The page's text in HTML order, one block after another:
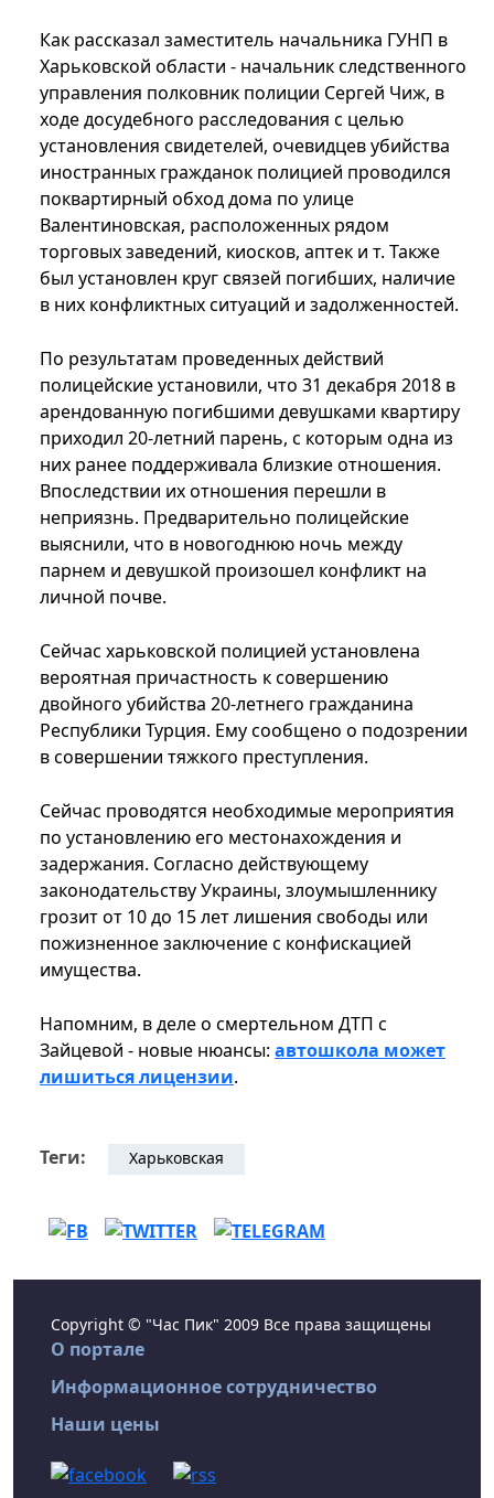
Как рассказал заместитель начальника ГУНП в
Харьковской области - начальник следственного
управления полковник полиции Сергей Чиж, в
ходе досудебного расследования с целью
установления свидетелей, очевидцев убийства
иностранных гражданок полицией проводился
поквартирный обход дома по улице
Валентиновская, расположенных рядом
торговых заведений, киосков, аптек и т. Также
был установлен круг связей погибших, наличие
в них конфликтных ситуаций и задолженностей.
По результатам проведенных действий
полицейские установили, что 31 декабря 2018 в
арендованную погибшими девушками квартиру
приходил 20-летний парень, с которым одна из
них ранее поддерживала близкие отношения.
Впоследствии их отношения перешли в
неприязнь. Предварительно полицейские
выяснили, что в новогоднюю ночь между
парнем и девушкой произошел конфликт на
личной почве.
Сейчас харьковской полицией установлена ​​
вероятная причастность к совершению
двойного убийства 20-летнего гражданина
Республики Турция. Ему сообщено о подозрении
в совершении тяжкого преступления.
Сейчас проводятся необходимые мероприятия
по установлению его местонахождения и
задержания. Согласно действующему
законодательству Украины, злоумышленнику
грозит от 10 до 15 лет лишения свободы или
пожизненное заключение с конфискацией
имущества.
Напомним, в деле о смертельном ДТП с
Зайцевой - новые нюансы: автошкола может
лишиться лицензии.
Теги: Харьковская
Copyright © "Час Пик" 2009 Все права защищены
О портале
Информационное сотрудничество
Наши цены